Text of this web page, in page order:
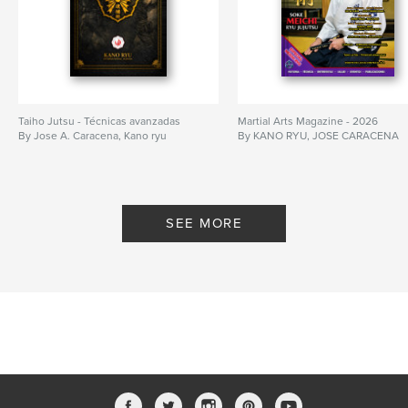
Taiho Jutsu - Técnicas avanzadas
By Jose A. Caracena, Kano ryu
Martial Arts Magazine - 2026
By KANO RYU, JOSE CARACENA
SEE MORE